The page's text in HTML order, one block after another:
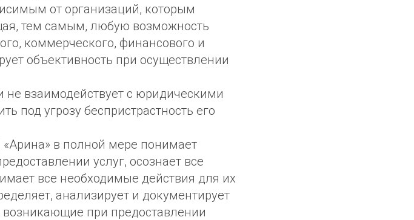
от организаций, которым
тем самым, любую возможность
коммерческого, финансового и
объективность при осуществлении
взаимодействует с юридическими
под угрозу беспристрастность его
в полной мере понимает
услуг, осознает все
все необходимые действия для их
анализирует и документирует
при предоставлении